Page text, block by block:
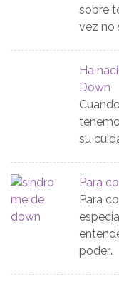
sobre
vez no
Ha
Down
su
Para
Para
poder…